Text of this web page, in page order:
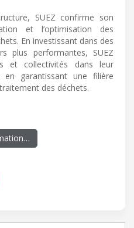
SUEZ confirme son
et l’optimisation des
En investissant dans des
plus performantes, SUEZ
et collectivités dans leur
garantissant une filière
des déchets.